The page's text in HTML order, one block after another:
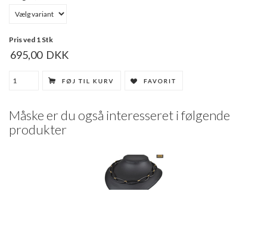
Pris ved 1 Stk
695,00DKK
Måske er du også interesseret i følgende
produkter